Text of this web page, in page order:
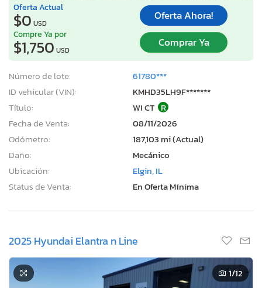
Oferta Actual
$0 USD
Oferta Ahora!
Compre Ya por
$1,750 USD
Comprar Ya
Número de lote:
61780***
ID vehicular (VIN):
KMHD35LH9F*******
Título:
WI CT R
Fecha de Venta:
08/11/2026
Odómetro:
187,103 mi (Actual)
Daño:
Mecánico
Ubicación:
Elgin, IL
Status de Venta:
En Oferta Mínima
2025 Hyundai Elantra n Line
1/12